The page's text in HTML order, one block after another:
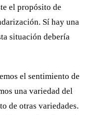
el propósito de
Sí hay una
situación debería
el sentimiento de
una variedad del
de otras variedades.